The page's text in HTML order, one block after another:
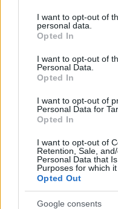
not limited to your visit or
grant or deny consent to
use your data for below
consent section.
I want to opt-out of
personal data.
Opted In
I want to opt-out of
Personal Data.
Opted In
I want to opt-out of
Personal Data for
Opted In
I want to opt-out of
Retention, Sale,
Personal Data that
Purposes for which it
Opted Out
Google consents
előadás dramaturgja
és bábkészítőRumi
A negyedik premier
kuriózumnak
munkacímet viselő
Urbán András, a
Színház igazgatója
fog magyarországi
először kerül
vezetésével érkező
Hanglégkör/Zenezivatar
utazásra hív minden